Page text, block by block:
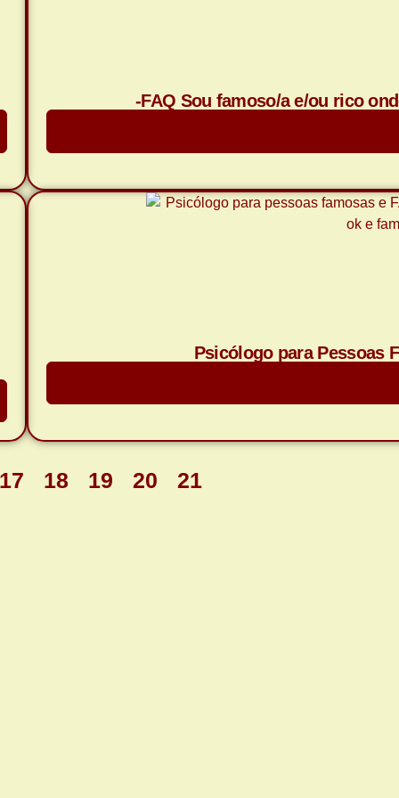
-FAQ Sou famoso/a e/ou rico
Psicólogo para Pessoas
17 18 19 20 21